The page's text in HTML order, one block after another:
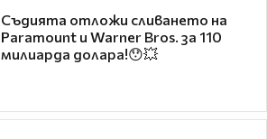
Съдията отложи сливането на
Paramount и Warner Bros. за 110
милиарда долара!😯💥